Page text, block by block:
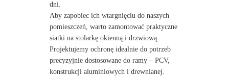
dni.
Aby zapobiec ich wtargnięciu do naszych
pomieszczeń, warto zamontować praktyczne
siatki na stolarkę okienną i drzwiową.
Projektujemy ochronę idealnie do potrzeb
precyzyjnie dostosowane do ramy – PCV,
konstrukcji aluminiowych i drewnianej.